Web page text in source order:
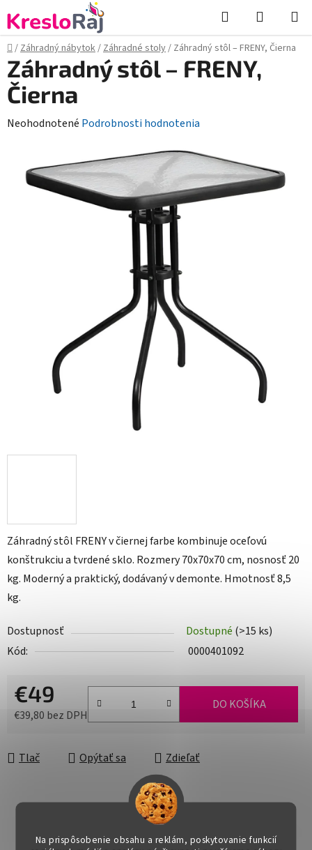
Na prispôsobenie obsahu a reklám, poskytovanie funkcií
na
obsah
Hľadať
KOŠÍK
Domov
/Záhradný nábytok/Záhradné stoly/ Záhradný stôl – FRENY, Čierna
Záhradný stôl FRENY v čiernej farbe kombinuje oceľovú
konštrukciu a tvrdené sklo. Rozmery 70x70x70 cm, nosnosť 20
kg. Moderný a praktický, dodávaný v demonte. Hmotnosť 8,5
kg.
Dostupnosť Dostupné (>15 ks)
Kód:
0000401092
€49
€39,80 bez DPH
DO KOŠÍKA
Tlač Opýtať sa Zdieľať
Záhradný stôl – FRENY,
Čierna
Priemerné
Neohodnotené Podrobnosti hodnotenia